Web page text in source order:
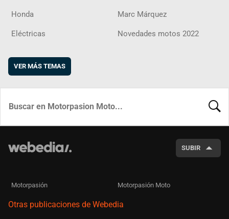
Honda Marc Márquez
Eléctricas Novedades motos 2022
VER MÁS TEMAS
SUBIR
Motorpasión Motorpasión Moto
Otras publicaciones de Webedia